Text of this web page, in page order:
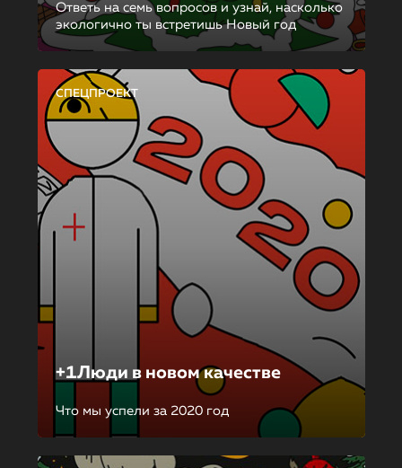
Ответь на семь вопросов и узнай, насколько
экологично ты встретишь Новый год
СПЕЦПРОЕКТ
+1Люди в новом качестве
Что мы успели за 2020 год